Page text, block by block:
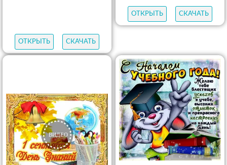
ОТКРЫТЬ СКАЧАТЬ
ОТКРЫТЬ СКАЧАТЬ